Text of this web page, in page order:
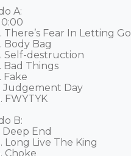
A:
0:00
There’s Fear In Letting Go
Body Bag
Self-destruction
Bad Things
Fake
Judgement Day
FWYTYK
B:
Deep End
Long Live The King
Choke